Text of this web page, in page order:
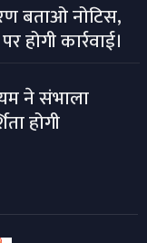
बताओ नोटिस,
होगी कार्रवाई।
ने संभाला
होगी